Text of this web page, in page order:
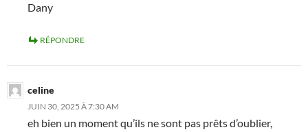
Dany
RÉPONDRE
celine
JUIN 30, 2025 À 7:30 AM
eh bien un moment qu’ils ne sont pas prêts d’oublier,